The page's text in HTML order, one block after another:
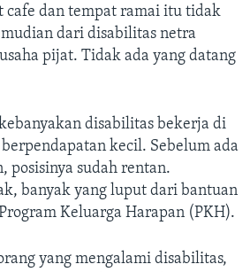
cafe dan tempat ramai itu tidak
dari disabilitas netra
pijat. Tidak ada yang datang
disabilitas bekerja di
kecil. Sebelum ada
posisinya sudah rentan.
banyak yang luput dari bantuan
Keluarga Harapan (PKH).
yang mengalami disabilitas,